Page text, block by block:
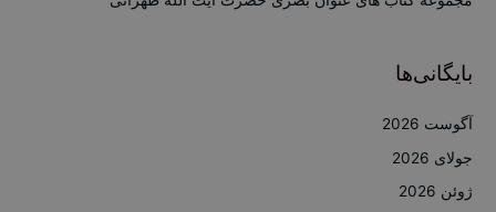
بایگانی‌ها
آگوست 2026
جولای 2026
ژوئن 2026